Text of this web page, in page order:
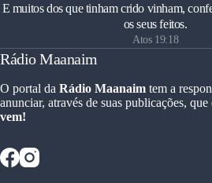
E muitos dos que tinham crido vinham,
os seus feitos.
Atos 19:18
Rádio Maanaim
O portal da Rádio Maanaim tem a
anunciar, através de suas publicações, que
vem!